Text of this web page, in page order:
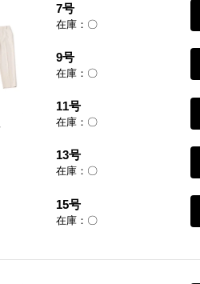
7号
在庫：〇
9号
在庫：〇
11号
在庫：〇
13号
在庫：〇
15号
在庫：〇